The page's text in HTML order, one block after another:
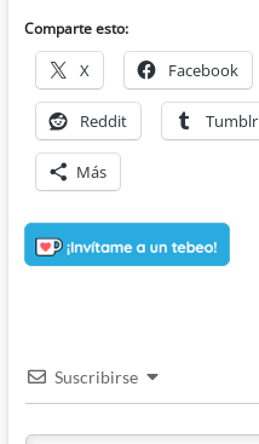
Comparte esto:
X Facebook
Reddit Tumblr
Más
Suscribirse